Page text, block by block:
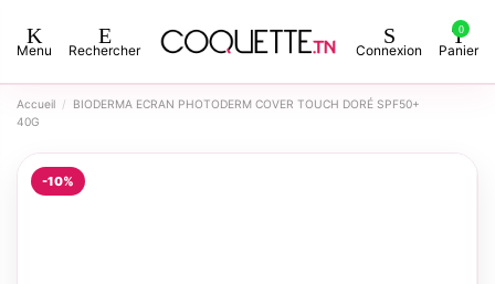
Menu Rechercher Connexion
0
Panier
Accueil
BIODERMA ECRAN PHOTODERM COVER TOUCH DORÉ SPF50+
40G
-10%